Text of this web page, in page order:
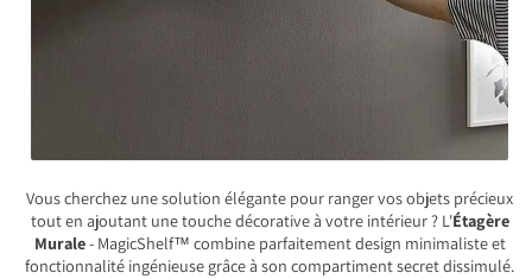
Vous cherchez une solution élégante pour ranger vos objets précieux
tout en ajoutant une touche décorative à votre intérieur ? L'Étagère
Murale- MagicShelf™ combine parfaitement design minimaliste et
fonctionnalité ingénieuse grâce à son compartiment secret dissimulé.